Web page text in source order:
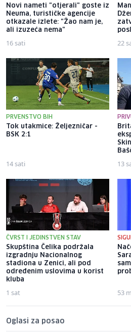
Novi nameti "otjerali" goste iz
Neuma, turističke agencije
otkazale izlete: "Žao nam je,
ali izuzeća nema"
16 sati 22
PRVENSTVO BIH
Tok utakmice: Željezničar -
BSK 2:1
14 sati 13
ČVRST I JEDINSTVEN STAV
Skupština Čelika podržala
izgradnju Nacionalnog
stadiona u Zenici, ali pod
određenim uslovima u korist
kluba
1 sat 53
Oglasi za posao